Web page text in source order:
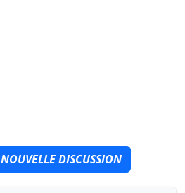
NOUVELLE DISCUSSION